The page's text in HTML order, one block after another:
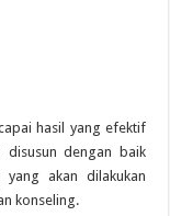
hasil yang efektif
dengan baik
akan dilakukan
konseling.